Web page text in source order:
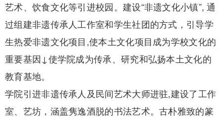
艺术、饮食文化等引进校园。建设“非遗文化小镇”, 通
过组建非遗传承人工作室和学生社团的方式，引导学
生热爱非遗文化项目,使本土文化项目成为学校文化的
重要基因↓使学院成为传承、研究和弘扬本土文化的
教育基地。
学院引进非遗传承人及民间艺术大师进驻,建设了工作
室、艺坊，涵盖隽逸酒脱的书法艺术。古朴雅致的篆